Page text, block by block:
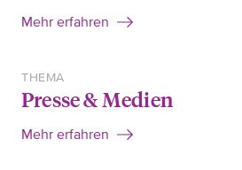
Mehr erfahren
THEMA
Presse & Medien
Mehr erfahren